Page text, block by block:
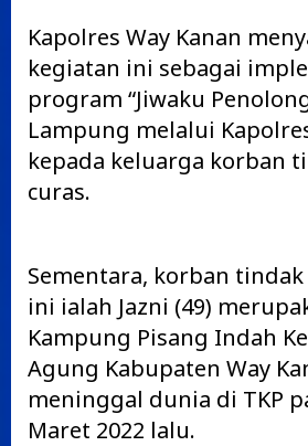
Kapolres Way Kanan
kegiatan ini sebagai
program “Jiwaku
Lampung melalui
kepada keluarga korban
curas.
Sementara, korban
ini ialah Jazni (49)
Kampung Pisang Indah
Agung Kabupaten Way
meninggal dunia di TKP
Maret 2022 lalu.